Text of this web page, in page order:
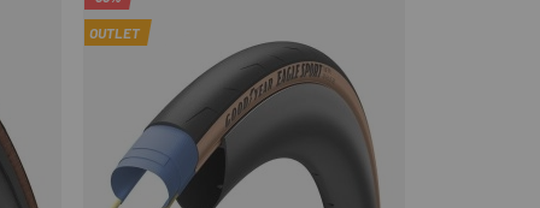
OUTLET